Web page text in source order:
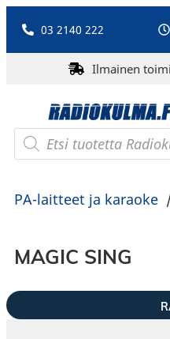
03 2140 222
Ilmainen
PA-laitteet ja karaoke
MAGIC SING